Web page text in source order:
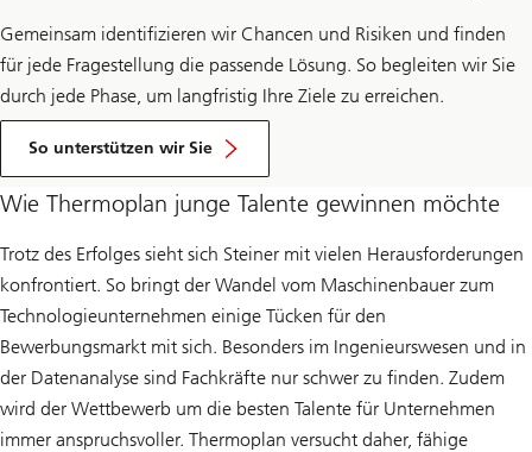
Gemeinsam identifizieren wir Chancen und Risiken und finden
für jede Fragestellung die passende Lösung. So begleiten wir Sie
durch jede Phase, um langfristig Ihre Ziele zu erreichen.
So unterstützen wir Sie
Wie Thermoplan junge Talente gewinnen möchte
Trotz des Erfolges sieht sich Steiner mit vielen Herausforderungen
konfrontiert. So bringt der Wandel vom Maschinenbauer zum
Technologieunternehmen einige Tücken für den
Bewerbungsmarkt mit sich. Besonders im Ingenieurswesen und in
der Datenanalyse sind Fachkräfte nur schwer zu finden. Zudem
wird der Wettbewerb um die besten Talente für Unternehmen
immer anspruchsvoller. Thermoplan versucht daher, fähige